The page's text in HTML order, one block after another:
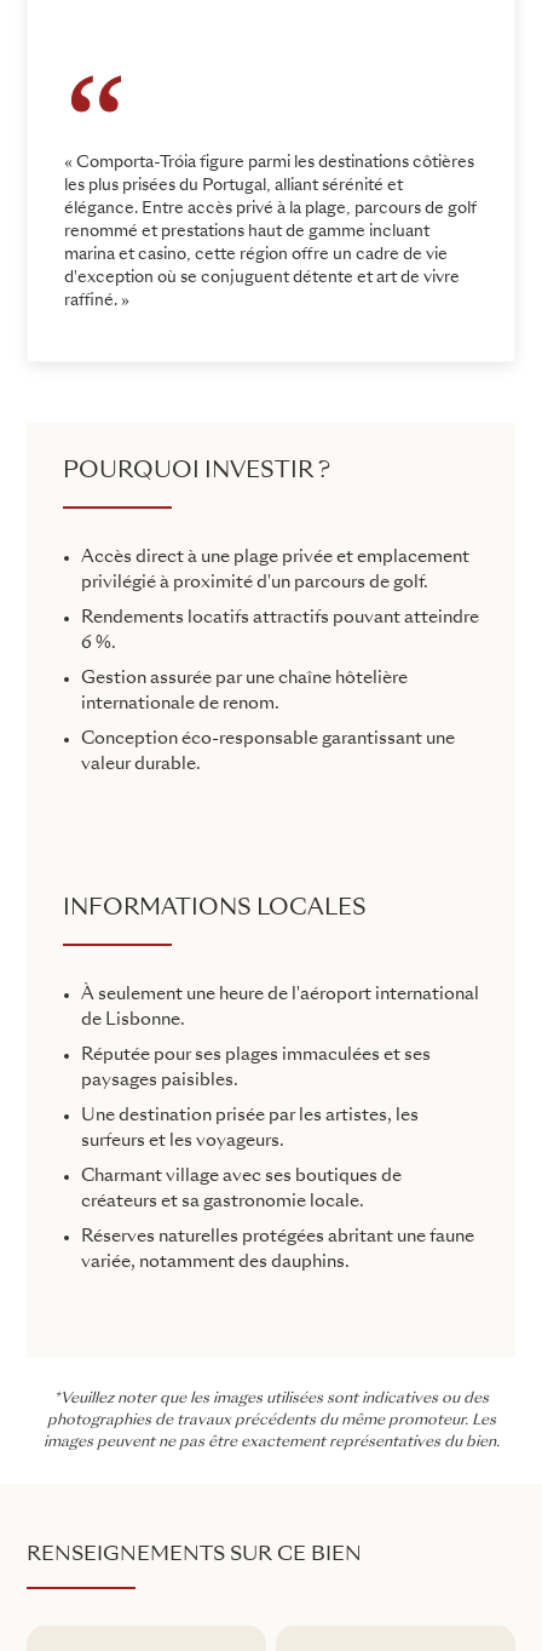
« Comporta-Tróia figure parmi les destinations côtières
les plus prisées du Portugal, alliant sérénité et
élégance. Entre accès privé à la plage, parcours de golf
renommé et prestations haut de gamme incluant
marina et casino, cette région offre un cadre de vie
d'exception où se conjuguent détente et art de vivre
raffiné. »
POURQUOI INVESTIR ?
Accès direct à une plage privée et emplacement
privilégié à proximité d'un parcours de golf.
Rendements locatifs attractifs pouvant atteindre
6 %.
Gestion assurée par une chaîne hôtelière
internationale de renom.
Conception éco-responsable garantissant une
valeur durable.
INFORMATIONS LOCALES
À seulement une heure de l'aéroport international
de Lisbonne.
Réputée pour ses plages immaculées et ses
paysages paisibles.
Une destination prisée par les artistes, les
surfeurs et les voyageurs.
Charmant village avec ses boutiques de
créateurs et sa gastronomie locale.
Réserves naturelles protégées abritant une faune
variée, notamment des dauphins.
*Veuillez noter que les images utilisées sont indicatives ou des
photographies de travaux précédents du même promoteur. Les
images peuvent ne pas être exactement représentatives du bien.
RENSEIGNEMENTS SUR CE BIEN